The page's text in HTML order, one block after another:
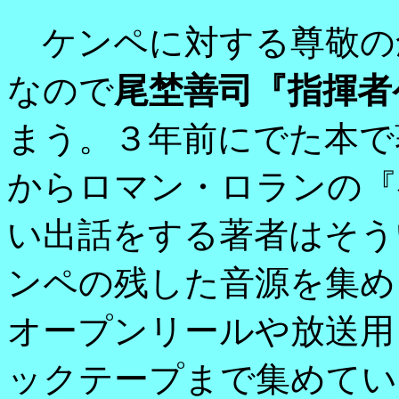
ケンペに対する尊敬
なので尾埜善司『指揮
まう。３年前にでた本
からロマン・ロランの
い出話をする著者はそ
ンペの残した音源を集
オープンリールや放送
ックテープまで集めて